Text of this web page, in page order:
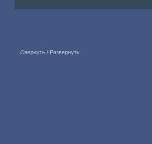
Свернуть / Развернуть